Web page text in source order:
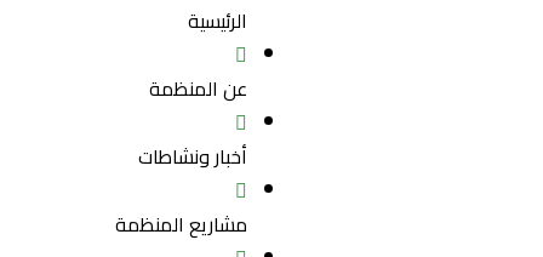
الرئيسية
عن المنظمة
أخبار ونشاطات
مشاريع المنظمة